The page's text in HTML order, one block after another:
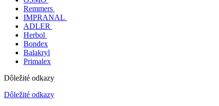
Remmers
IMPRANAL
ADLER
Herbol
Bondex
Balakryl
Primalex
Dôležité odkazy
Dôležité odkazy